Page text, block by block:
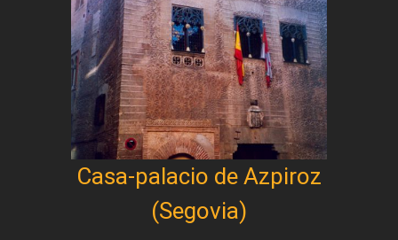
Casa-palacio de Azpiroz
(Segovia)